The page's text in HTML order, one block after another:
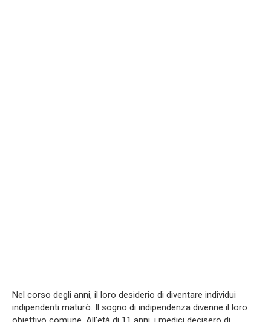
Nel corso degli anni, il loro desiderio di diventare individui
indipendenti maturò. Il sogno di indipendenza divenne il loro